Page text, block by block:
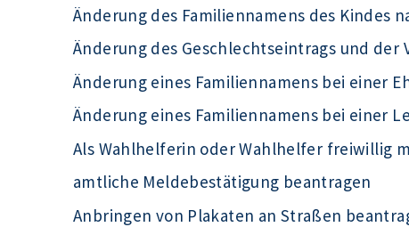
Änderung des Familiennamens des Kindes
Änderung des Geschlechtseintrags und der
Änderung eines Familiennamens bei einer
Änderung eines Familiennamens bei einer
Als Wahlhelferin oder Wahlhelfer freiwillig
amtliche Meldebestätigung beantragen
Anbringen von Plakaten an Straßen